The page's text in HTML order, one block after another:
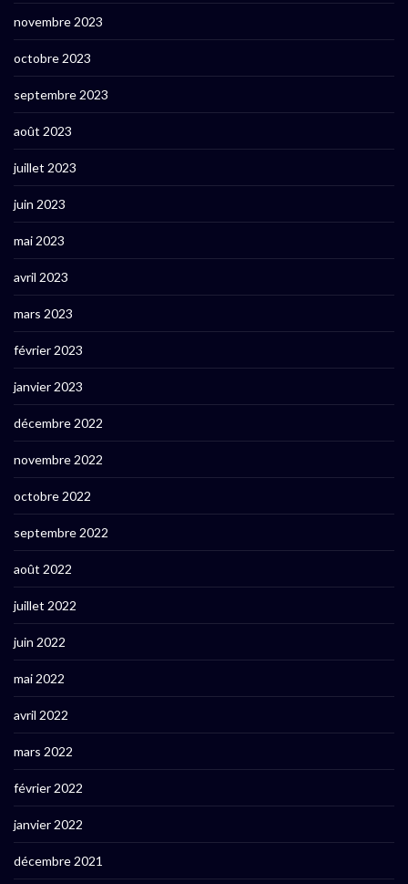
novembre 2023
octobre 2023
septembre 2023
août 2023
juillet 2023
juin 2023
mai 2023
avril 2023
mars 2023
février 2023
janvier 2023
décembre 2022
novembre 2022
octobre 2022
septembre 2022
août 2022
juillet 2022
juin 2022
mai 2022
avril 2022
mars 2022
février 2022
janvier 2022
décembre 2021